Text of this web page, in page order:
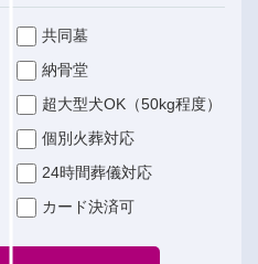
共同墓
納骨堂
超大型犬OK（50kg程度）
個別火葬対応
24時間葬儀対応
カード決済可